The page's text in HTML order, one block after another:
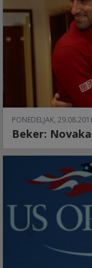
PONEDELJAK,
Beker: